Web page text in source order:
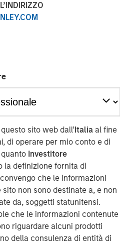
sito web dall’Italia al fine
di operare per mio conto e di
Investitore
la definizione fornita di
che le informazioni
non sono destinate a, e non
da, soggetti statunitensi.
che le informazioni contenute
riguardare alcuni prodotti
della consulenza di entità di
by Morgan Stanley Energy
announced today that
the “Company”). MSEP is
Hemstock and the current SDI
equipment and services
disclosed.
Alberta, is a leading oilfield
specializes in engineering,
and servicing patented, high-
efficiently removes sand and
flowback and production
longstanding relationships
and has been growing
The Company was co-founded
and has built a world-class
reliability, and service.